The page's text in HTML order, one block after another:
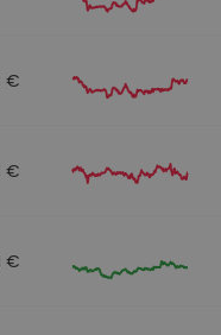
€
€
€